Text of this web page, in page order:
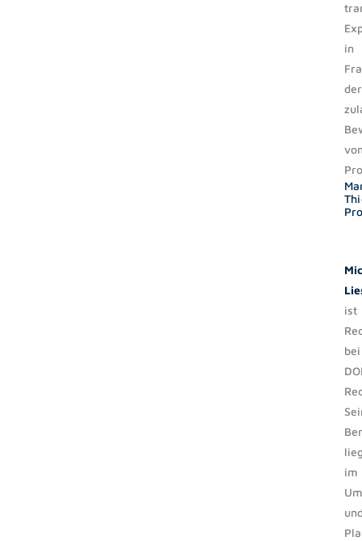
in
der
ist
bei
im